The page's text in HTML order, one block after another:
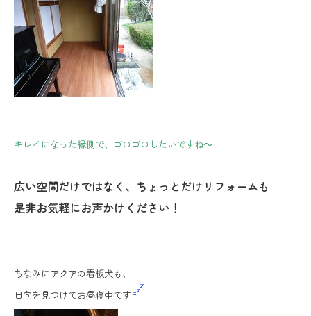
キレイになった縁側で、ゴロゴロしたいですね～
広い空間だけではなく、ちょっとだけリフォームも
是非お気軽にお声かけください！
ちなみにアクアの看板犬も、
日向を見つけてお昼寝中です